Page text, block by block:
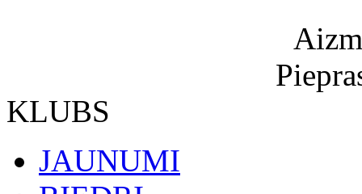
KLUBS
JAUNUMI